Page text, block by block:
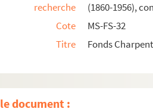
recherche
(1860-1956),
Cote
MS-FS-32
Titre
Fonds
document :
chantés (1895)
couronnement de la Muse (1897)
Composition et livret de Julien